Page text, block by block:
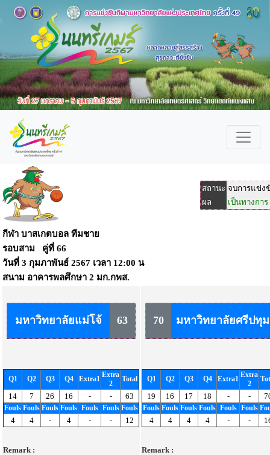
สถานะ จบการแข่ง
ผล
เป็นทางการ
กีฬา บาสเกตบอล ทีมชาย
รอบสาม คู่ที่ 66
วันที่ 3 กุมภาพันธ์ 2567 เวลา 12:00 น
สนาม อาคารพลศึกษา 2 มก.กพส.
มหาวิทยาลัยแม่โจ้ 63
Q1 Q2 Q3 Q4 Extra1 Extra
2
Total
14 7 26 16 - - 63
Fouls Fouls Fouls Fouls Fouls Fouls Fouls
4 4 - 4 - - 12
Remark :
70 มหาวิทยาลัยศรีปทุม
Q1 Q2 Q3 Q4 Extra1 Extra
2
19 16 17 18 - -
Fouls Fouls Fouls Fouls Fouls Fouls
4 4 4 4 - -
Remark :